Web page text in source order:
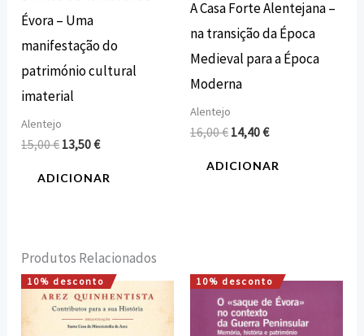
Évora – Uma
manifestação do
património cultural
imaterial
Alentejo
15,00€ 13,50€
ADICIONAR
A Casa Forte Alentejana –
na transição da Época
Medieval para a Época
Moderna
Alentejo
16,00€ 14,40€
ADICIONAR
Produtos Relacionados
10% desconto
O
preço
original
O
preço
atual
10% desconto
O
preço
original
O
preço
atual